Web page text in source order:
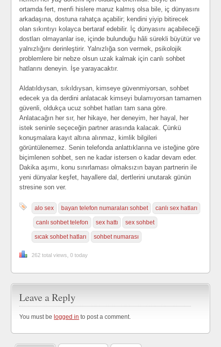
ortamda fert, menfi hislere maruz kalmış olsa bile, iç dünyasını
arkadaşına, dostuna rahatça açabilir; kendini yiyip bitirecek
olan sıkıntıyı kolayca bertaraf edebilir. İç dünyasını açabileceği
dostları olmayanlar ise, içinde bulunduğu hâli sürekli büyütür ve
yalnızlığını derinleştirir. Yalnızlığa son vermek, psikolojik
problemlere bir nebze olsun uzak kalmak için canlı sohbet
hatlarını deneyin. İşe yarayacaktır.
Aldatıldıysan, sıkıldıysan, kimseye güvenmiyorsan, sohbet
edecek ya da derdini anlatacak kimseyi bulamıyorsan tamamen
güvenli, oldukça ucuz sohbet hatları tam sana göre.
Anlatacağın her sır, her hikaye, her deneyim, her hayal, her
istek seninle seçeceğin partner arasında kalacak. Çünkü
konuşmalara kayıt altına alınmaz, kimlik bilgileri
görüntülenemez. Senin telefonda anlattıklarına ve isteğine göre
biçimlenen sohbet, sen ne kadar istersen o kadar devam eder.
Dakika aşımı, konu sınırlaması olmaksızın bayan partnerin ile
yeni dünyalar keşfet, hayallere dal, dertlerini unutarak günün
stresine son ver.
alo sex bayan telefon numaraları sohbet canlı sex hatları
canlı sohbet telefon sex hattı sex sohbet
sıcak sohbet hatları sohbet numarası
262 total views, 0 today
Leave a Reply
You must be logged in to post a comment.